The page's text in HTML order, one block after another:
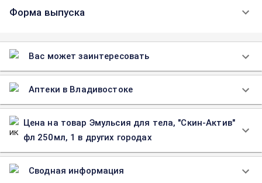
Форма выпуска
Вас может заинтересовать
Аптеки в Владивостоке
Цена на товар Эмульсия для тела, "Скин-Актив"
фл 250мл, 1 в других городах
Сводная информация